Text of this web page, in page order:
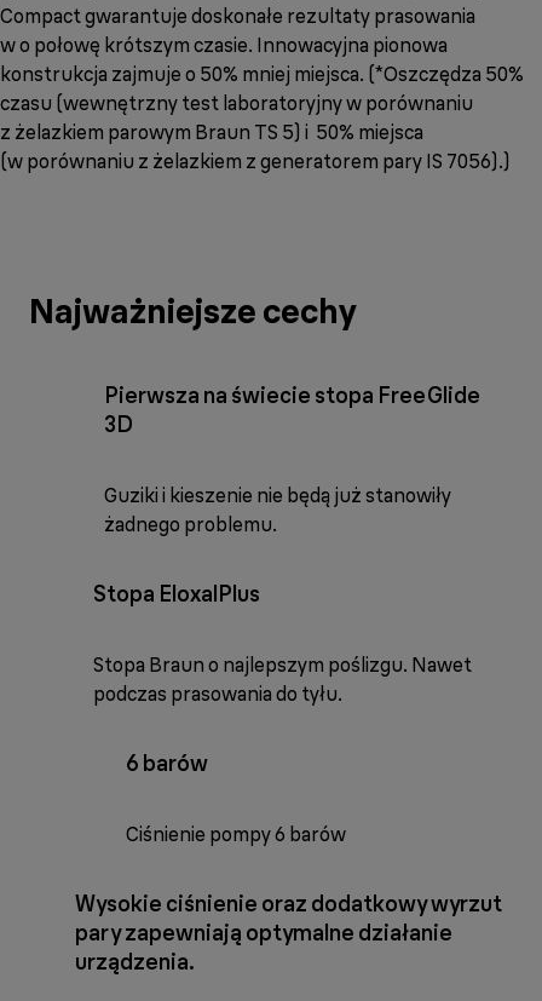
Compact gwarantuje doskonałe rezultaty prasowania
w o połowę krótszym czasie. Innowacyjna pionowa
konstrukcja zajmuje o 50% mniej miejsca. (*Oszczędza 50%
czasu (wewnętrzny test laboratoryjny w porównaniu
z żelazkiem parowym Braun TS 5) i 50% miejsca
(w porównaniu z żelazkiem z generatorem pary IS 7056).)
Najważniejsze cechy
Pierwsza na świecie stopa FreeGlide
3D
Guziki i kieszenie nie będą już stanowiły
żadnego problemu.
Stopa EloxalPlus
Stopa Braun o najlepszym poślizgu. Nawet
podczas prasowania do tyłu.
6 barów
Ciśnienie pompy 6 barów
Wysokie ciśnienie oraz dodatkowy wyrzut
pary zapewniają optymalne działanie
urządzenia.